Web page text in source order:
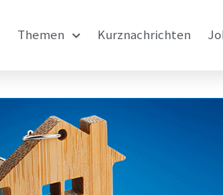
Themen Kurznachrichten